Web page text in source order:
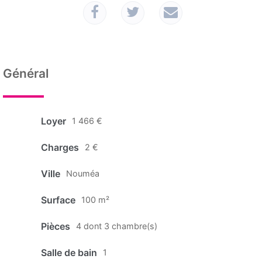
Général
Loyer 1 466 €
Charges 2 €
Ville Nouméa
Surface 100 m²
Pièces 4 dont 3 chambre(s)
Salle de bain 1